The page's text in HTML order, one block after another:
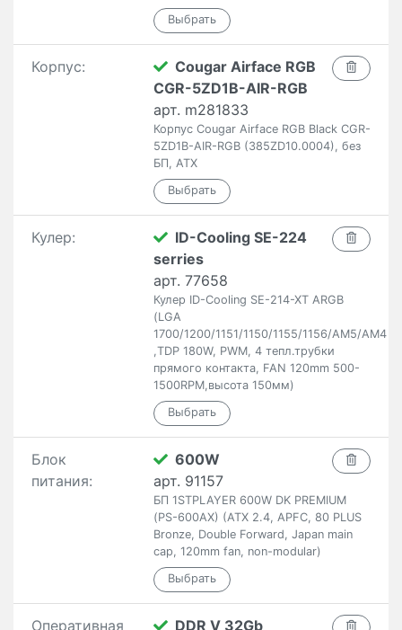
Корпус:
Cougar Airface RGB
CGR-5ZD1B-AIR-RGB
арт. m281833
Корпус Cougar Airface RGB Black CGR-
5ZD1B-AIR-RGB (385ZD10.0004), без
БП, ATX
Кулер:
ID-Cooling SE-224
serries
арт. 77658
Кулер ID-Cooling SE-214-XT ARGB
(LGA
1700/1200/1151/1150/1155/1156/AM5/AM4
,TDP 180W, PWM, 4 тепл.трубки
прямого контакта, FAN 120mm 500-
1500RPM,высота 150мм)
Блок
питания:
600W
арт. 91157
БП 1STPLAYER 600W DK PREMIUM
(PS-600AX) (ATX 2.4, APFC, 80 PLUS
Bronze, Double Forward, Japan main
cap, 120mm fan, non-modular)
Оперативная DDR V 32Gb